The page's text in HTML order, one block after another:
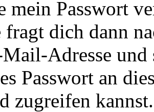
mein Passwort
fragt dich dann
Adresse und
Passwort an
zugreifen kannst.